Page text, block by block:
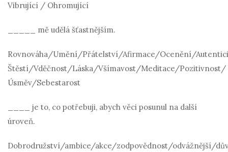
Vibrující / Ohromující
_____ mě udělá šťastnějším.
Rovnováha/Umění/Přátelství/Afirmace/Ocenění/
Štěstí/Vděčnost/Láska/Všímavost/Meditace/Pozitivnost/
Úsměv/Sebestarost
____ je to, co potřebuji, abych věci posunul na další
úroveň.
Dobrodružství/ambice/akce/zodpovědnost/odvážnější/